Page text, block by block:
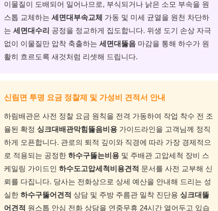
이물질이 도배되어 일어나므로, 부식되거나 낡은 소모 부속을 원
스톱 교체하는 세면대부속교체
가동 및 미세 균열을 원천 차단하
는 세면대수리 공정을 정교하게 집도합니다. 위생 도기 손상 자극
없이 이물질만 압착 축출하는 세면대뚫음마감을 통해 하수가 원
활히 흐르도록 새것처럼 리셋해 드립니다.
신림면 투명 요금 정찰제 및 가성비 견적서 안내
하림배관은 사전 정찰 요금 원칙을 전격 가동하여 작업 착수 전 조
율된 확정 싱크대배관막힘뚫음비용가이드라인을 고객님께 정직
하게 오픈합니다. 관로의 퇴적 깊이와 직경에 따라 가장 경제적으
로 적용되는 공정한 하수구뚫는비용및 주배관 고압세척 장비 스
케일링 가이드인 하수도고압세척비용견적 문서를 사전 교부해 신
뢰를 다집니다. 당사는 전화상으로 상세 예산을 안내해 드리는 성
실한 하수구뚫어견적 상담 및 주방 주름관 밀착 진단용 싱크대뚫
어견적 원스톱 안심 전화 상담을 연중무휴 24시간 열어두고 있습